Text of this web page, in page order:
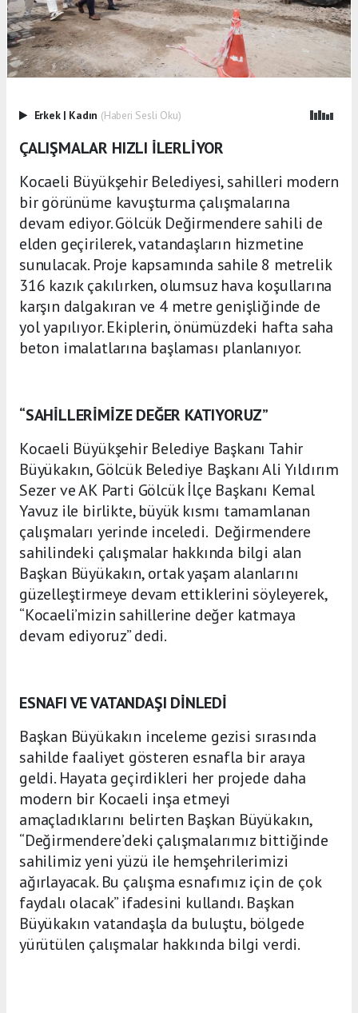
Erkek | Kadın (Haberi Sesli Oku)
ÇALIŞMALAR HIZLI İLERLİYOR
Kocaeli Büyükşehir Belediyesi, sahilleri modern
bir görünüme kavuşturma çalışmalarına
devam ediyor. Gölcük Değirmendere sahili de
elden geçirilerek, vatandaşların hizmetine
sunulacak. Proje kapsamında sahile 8 metrelik
316 kazık çakılırken, olumsuz hava koşullarına
karşın dalgakıran ve 4 metre genişliğinde de
yol yapılıyor. Ekiplerin, önümüzdeki hafta saha
beton imalatlarına başlaması planlanıyor.
“SAHİLLERİMİZE DEĞER KATIYORUZ”
Kocaeli Büyükşehir Belediye Başkanı Tahir
Büyükakın, Gölcük Belediye Başkanı Ali Yıldırım
Sezer ve AK Parti Gölcük İlçe Başkanı Kemal
Yavuz ile birlikte, büyük kısmı tamamlanan
çalışmaları yerinde inceledi. Değirmendere
sahilindeki çalışmalar hakkında bilgi alan
Başkan Büyükakın, ortak yaşam alanlarını
güzelleştirmeye devam ettiklerini söyleyerek,
“Kocaeli’mizin sahillerine değer katmaya
devam ediyoruz” dedi.
ESNAFI VE VATANDAŞI DİNLEDİ
Başkan Büyükakın inceleme gezisi sırasında
sahilde faaliyet gösteren esnafla bir araya
geldi. Hayata geçirdikleri her projede daha
modern bir Kocaeli inşa etmeyi
amaçladıklarını belirten Başkan Büyükakın,
“Değirmendere’deki çalışmalarımız bittiğinde
sahilimiz yeni yüzü ile hemşehrilerimizi
ağırlayacak. Bu çalışma esnafımız için de çok
faydalı olacak” ifadesini kullandı. Başkan
Büyükakın vatandaşla da buluştu, bölgede
yürütülen çalışmalar hakkında bilgi verdi.